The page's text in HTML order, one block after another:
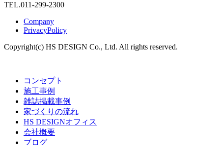
TEL.011-299-2300
Company
PrivacyPolicy
Copyright(c) HS DESIGN Co., Ltd. All rights reserved.
コンセプト
施工事例
雑誌掲載事例
家づくりの流れ
HS DESIGNオフィス
会社概要
ブログ